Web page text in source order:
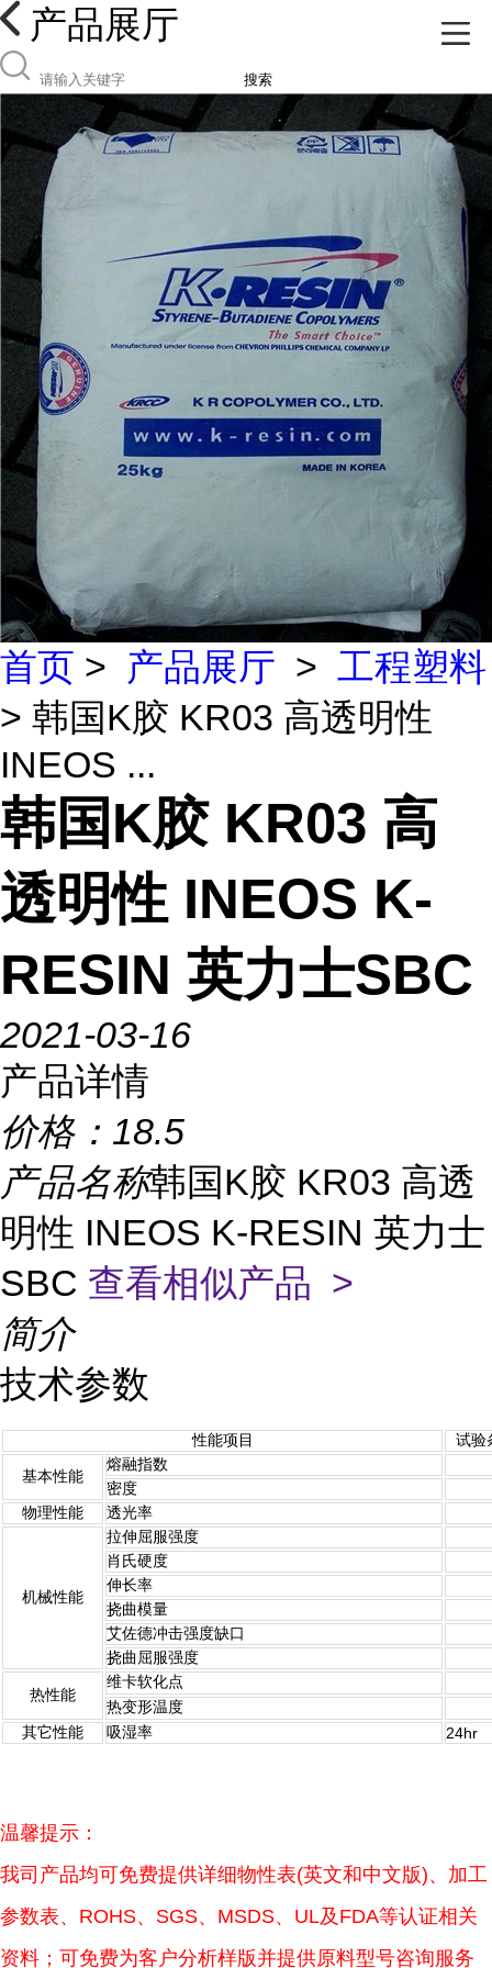
产品展厅
搜索
首页 > 产品展厅 > 工程塑料
> 韩国K胶 KR03 高透明性
INEOS ...
韩国K胶 KR03 高
透明性 INEOS K-
RESIN 英力士SBC
2021-03-16
产品详情
价格： 18.5
产品名称韩国K胶 KR03 高透
明性 INEOS K-RESIN 英力士
SBC 查看相似产品 >
简介
技术参数
性能项目 试验
基本性能
熔融指数
密度
物理性能
透光率
机械性能
拉伸屈服强度
肖氏硬度
伸长率
挠曲模量
艾佐德冲击强度缺口
挠曲屈服强度
热性能
维卡软化点
热变形温度
其它性能
吸湿率 24hr
温馨提示：
我司产品均可免费提供详细物性表(英文和中文版)、加工
参数表、ROHS、SGS、MSDS、UL及FDA等认证相关
资料；可免费为客户分析样版并提供原料型号咨询服务